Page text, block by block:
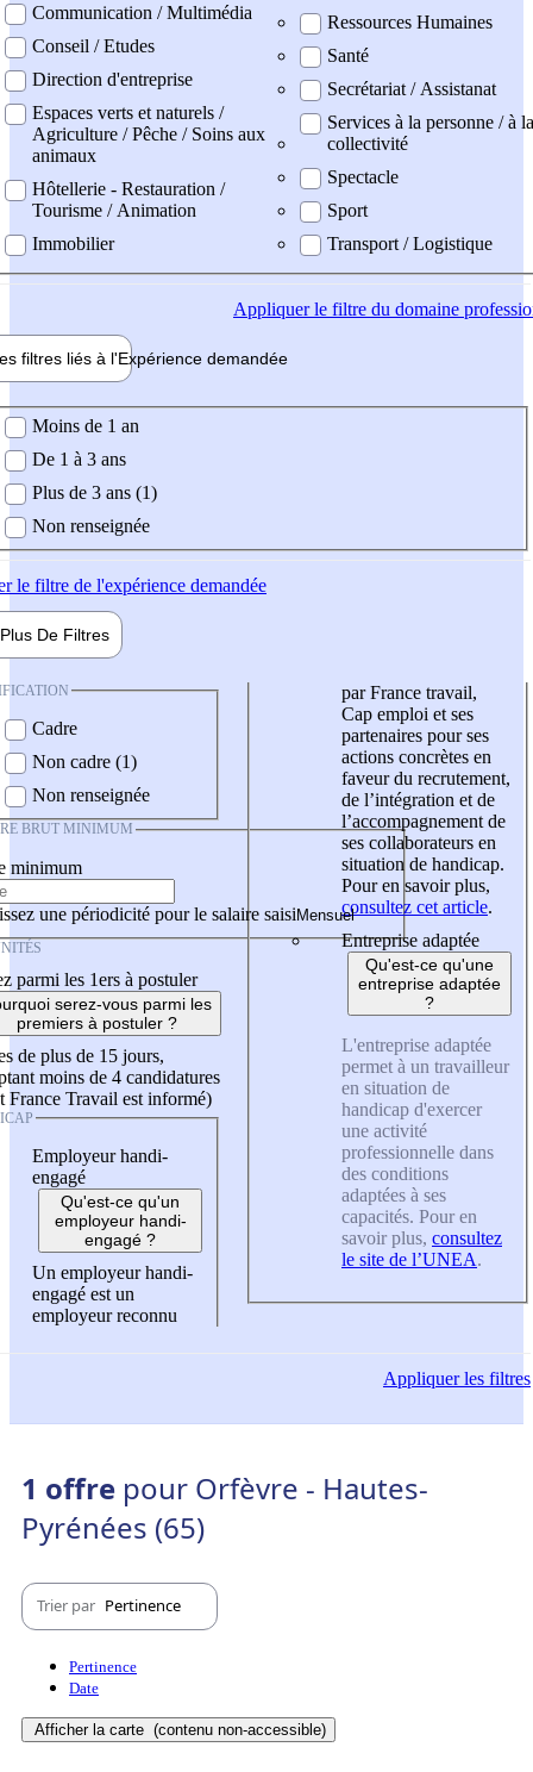
Communication / Multimédia
Conseil / Etudes
Direction d'entreprise
Espaces verts et naturels /
Agriculture / Pêche / Soins aux
animaux
Hôtellerie - Restauration /
Tourisme / Animation
Immobilier
Ressources Humaines
Santé
Secrétariat / Assistanat
Services à la personne / à la
collectivité
Spectacle
Sport
Transport / Logistique
Appliquerle filtre du domaine
filtres liés à l'Expérience demandée
demandée
Moins de 1 an
De 1 à 3 ans
Plus de 3 ans (1)
Non renseignée
le filtre de l'expérience demandée
Plus De Filtres
Cadre
Non cadre (1)
Non renseignée
BRUT MINIMUM
minimum
une périodicité pour le salaire saisi
parmi les 1ers à postuler
serez-vous parmi les
premiers à postuler ?
de plus de 15 jours,
moins de 4 candidatures
France Travail est informé)
Employeur handi-
engagé
Qu'est-ce qu'un
employeur handi-
engagé ?
Un employeur handi-
engagé est un
employeur reconnu
par France travail,
Cap emploi et ses
partenaires pour ses
actions concrètes en
faveur du recrutement,
de l’intégration et de
l’accompagnement de
ses collaborateurs en
situation de handicap.
Pour en savoir plus,
consultez cet article.
Entreprise adaptée
Qu'est-ce qu'une
entreprise adaptée
?
L'entreprise adaptée
permet à un travailleur
en situation de
handicap d'exercer
une activité
professionnelle dans
des conditions
adaptées à ses
capacités. Pour en
savoir plus, consultez
le site de l’UNEA.
Appliquerles filtres
1 offre pour Orfèvre - Hautes-
Pyrénées (65)
Trier par Pertinence
Pertinence
Date
Afficher la carte (contenu non-accessible)